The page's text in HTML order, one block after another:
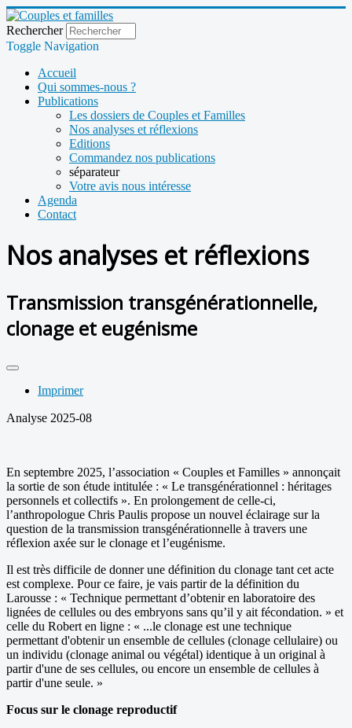
Rechercher
Toggle Navigation
Accueil
Qui sommes-nous ?
Publications
Les dossiers de Couples et Familles
Nos analyses et réflexions
Editions
Commandez nos publications
séparateur
Votre avis nous intéresse
Agenda
Contact
Nos analyses et réflexions
Transmission transgénérationnelle,
clonage et eugénisme
Imprimer
Analyse 2025-08
En septembre 2025, l’association « Couples et Familles » annonçait
la sortie de son étude intitulée : « Le transgénérationnel : héritages
personnels et collectifs ». En prolongement de celle-ci,
l’anthropologue Chris Paulis propose un nouvel éclairage sur la
question de la transmission transgénérationnelle à travers une
réflexion axée sur le clonage et l’eugénisme.
Il est très difficile de donner une définition du clonage tant cet acte
est complexe. Pour ce faire, je vais partir de la définition du
Larousse : « Technique permettant d’obtenir en laboratoire des
lignées de cellules ou des embryons sans qu’il y ait fécondation. » et
celle du Robert en ligne : « ...le clonage est une technique
permettant d'obtenir un ensemble de cellules (clonage cellulaire) ou
un individu (clonage animal ou végétal) identique à un original à
partir d'une de ses cellules, ou encore un ensemble de cellules à
partir d'une seule. »
Focus sur le clonage reproductif